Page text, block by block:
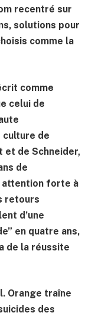
recentré sur
solutions pour
comme la
comme
celui de
culture de
et de Schneider,
de
attention forte à
retours
d’une
en quatre ans,
de la réussite
Orange traîne
des